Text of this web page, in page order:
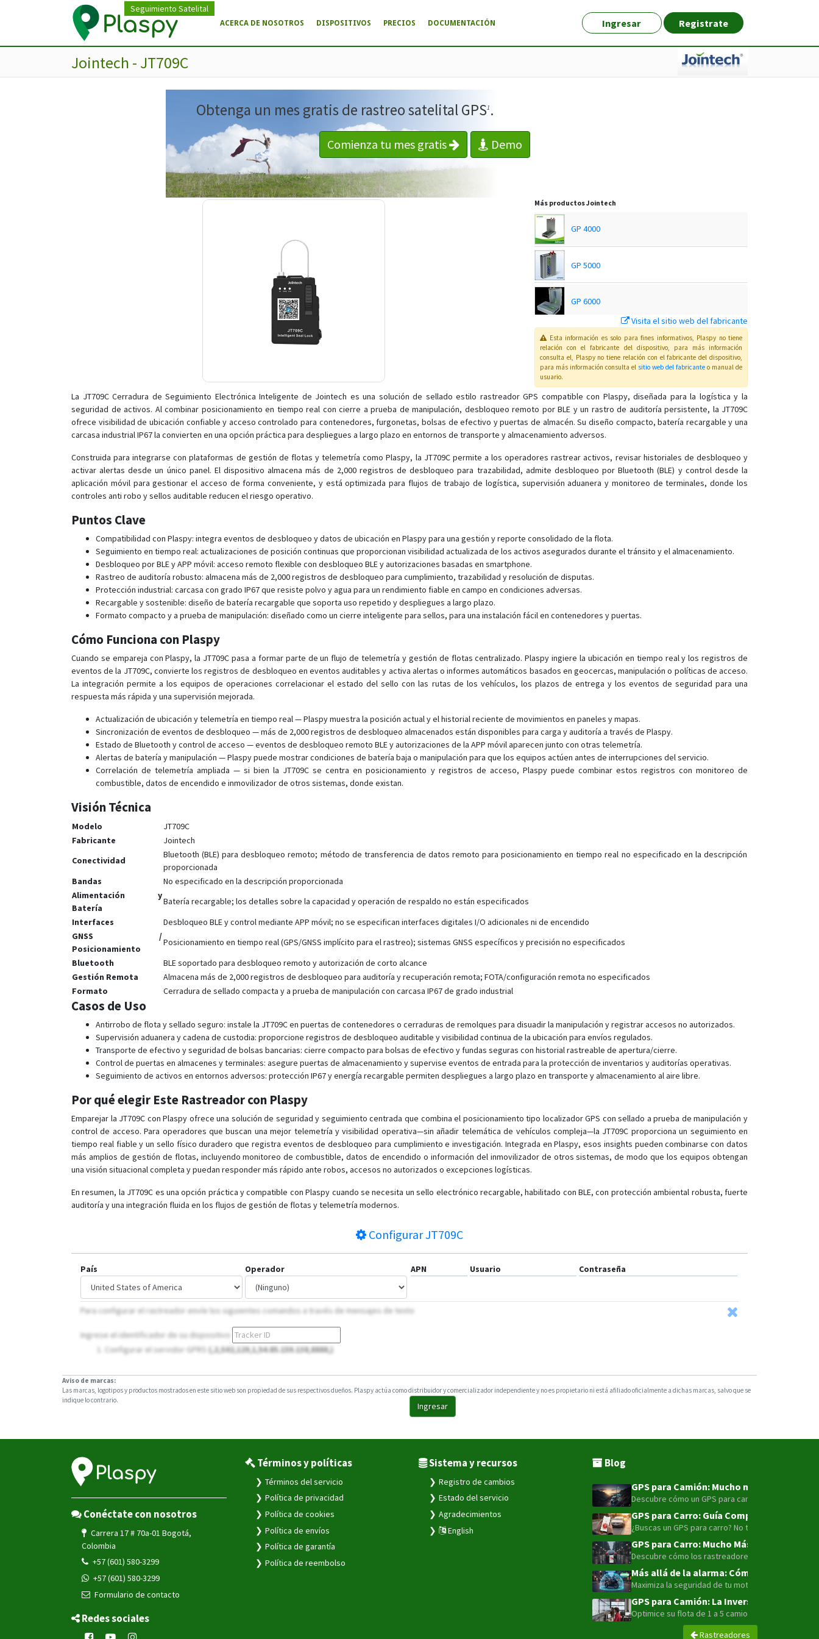
Seguimiento Satelital
Ingresar Registrate
ACERCA DE NOSOTROS DISPOSITIVOS PRECIOS DOCUMENTACIÓN
Jointech - JT709C
Obtenga un mes gratis de rastreo satelital GPS1 .
Comienza tu mes gratis Demo
Más productosJointech
GP 4000
GP 5000
GP 6000
GP4000
JT301A
JT301B
JT701
JT704
JT705C
JT707A
JT709Ex
Visita el sitio web del fabricante
Esta información es solo para fines informativos, Plaspy no tiene
relación con el fabricante del dispositivo, para más información
consulta el, Plaspy no tiene relación con el fabricante del dispositivo,
para más información consulta el sitio web del fabricante o manual de
usuario.
La JT709C Cerradura de Seguimiento Electrónica Inteligente de Jointech es una solución de sellado estilo rastreador GPS compatible con Plaspy, diseñada para la logística y la
seguridad de activos. Al combinar posicionamiento en tiempo real con cierre a prueba de manipulación, desbloqueo remoto por BLE y un rastro de auditoría persistente, la JT709C
ofrece visibilidad de ubicación confiable y acceso controlado para contenedores, furgonetas, bolsas de efectivo y puertas de almacén. Su diseño compacto, batería recargable y una
carcasa industrial IP67 la convierten en una opción práctica para despliegues a largo plazo en entornos de transporte y almacenamiento adversos.
Construida para integrarse con plataformas de gestión de flotas y telemetría como Plaspy, la JT709C permite a los operadores rastrear activos, revisar historiales de desbloqueo y
activar alertas desde un único panel. El dispositivo almacena más de 2,000 registros de desbloqueo para trazabilidad, admite desbloqueo por Bluetooth (BLE) y control desde la
aplicación móvil para gestionar el acceso de forma conveniente, y está optimizada para flujos de trabajo de logística, supervisión aduanera y monitoreo de terminales, donde los
controles anti robo y sellos auditable reducen el riesgo operativo.
Puntos Clave
Compatibilidad con Plaspy: integra eventos de desbloqueo y datos de ubicación en Plaspy para una gestión y reporte consolidado de la flota.
Seguimiento en tiempo real: actualizaciones de posición continuas que proporcionan visibilidad actualizada de los activos asegurados durante el tránsito y el almacenamiento.
Desbloqueo por BLE y APP móvil: acceso remoto flexible con desbloqueo BLE y autorizaciones basadas en smartphone.
Rastreo de auditoría robusto: almacena más de 2,000 registros de desbloqueo para cumplimiento, trazabilidad y resolución de disputas.
Protección industrial: carcasa con grado IP67 que resiste polvo y agua para un rendimiento fiable en campo en condiciones adversas.
Recargable y sostenible: diseño de batería recargable que soporta uso repetido y despliegues a largo plazo.
Formato compacto y a prueba de manipulación: diseñado como un cierre inteligente para sellos, para una instalación fácil en contenedores y puertas.
Cómo Funciona con Plaspy
Cuando se empareja con Plaspy, la JT709C pasa a formar parte de un flujo de telemetría y gestión de flotas centralizado. Plaspy ingiere la ubicación en tiempo real y los registros de
eventos de la JT709C, convierte los registros de desbloqueo en eventos auditables y activa alertas o informes automáticos basados en geocercas, manipulación o políticas de acceso.
La integración permite a los equipos de operaciones correlacionar el estado del sello con las rutas de los vehículos, los plazos de entrega y los eventos de seguridad para una
respuesta más rápida y una supervisión mejorada.
Actualización de ubicación y telemetría en tiempo real — Plaspy muestra la posición actual y el historial reciente de movimientos en paneles y mapas.
Sincronización de eventos de desbloqueo — más de 2,000 registros de desbloqueo almacenados están disponibles para carga y auditoría a través de Plaspy.
Estado de Bluetooth y control de acceso — eventos de desbloqueo remoto BLE y autorizaciones de la APP móvil aparecen junto con otras telemetría.
Alertas de batería y manipulación — Plaspy puede mostrar condiciones de batería baja o manipulación para que los equipos actúen antes de interrupciones del servicio.
Correlación de telemetría ampliada — si bien la JT709C se centra en posicionamiento y registros de acceso, Plaspy puede combinar estos registros con monitoreo de
combustible, datos de encendido e inmovilizador de otros sistemas, donde existan.
Visión Técnica
Modelo
JT709C
Fabricante
Jointech
Conectividad
Bluetooth (BLE) para desbloqueo remoto; método de transferencia de datos remoto para posicionamiento en tiempo real no especificado en la descripción
proporcionada
Bandas
No especificado en la descripción proporcionada
Alimentación y
Batería
Batería recargable; los detalles sobre la capacidad y operación de respaldo no están especificados
Interfaces
Desbloqueo BLE y control mediante APP móvil; no se especifican interfaces digitales I/O adicionales ni de encendido
GNSS /
Posicionamiento
Posicionamiento en tiempo real (GPS/GNSS implícito para el rastreo); sistemas GNSS específicos y precisión no especificados
Bluetooth
BLE soportado para desbloqueo remoto y autorización de corto alcance
Gestión Remota
Almacena más de 2,000 registros de desbloqueo para auditoría y recuperación remota; FOTA/configuración remota no especificados
Formato
Cerradura de sellado compacta y a prueba de manipulación con carcasa IP67 de grado industrial
Casos de Uso
Antirrobo de flota y sellado seguro: instale la JT709C en puertas de contenedores o cerraduras de remolques para disuadir la manipulación y registrar accesos no autorizados.
Supervisión aduanera y cadena de custodia: proporcione registros de desbloqueo auditable y visibilidad continua de la ubicación para envíos regulados.
Transporte de efectivo y seguridad de bolsas bancarias: cierre compacto para bolsas de efectivo y fundas seguras con historial rastreable de apertura/cierre.
Control de puertas en almacenes y terminales: asegure puertas de almacenamiento y supervise eventos de entrada para la protección de inventarios y auditorías operativas.
Seguimiento de activos en entornos adversos: protección IP67 y energía recargable permiten despliegues a largo plazo en transporte y almacenamiento al aire libre.
Por qué elegir Este Rastreador con Plaspy
Emparejar la JT709C con Plaspy ofrece una solución de seguridad y seguimiento centrada que combina el posicionamiento tipo localizador GPS con sellado a prueba de manipulación y
control de acceso. Para operadores que buscan una mejor telemetría y visibilidad operativa—sin añadir telemática de vehículos compleja—la JT709C proporciona un seguimiento en
tiempo real fiable y un sello físico duradero que registra eventos de desbloqueo para cumplimiento e investigación. Integrada en Plaspy, esos insights pueden combinarse con datos
más amplios de gestión de flotas, incluyendo monitoreo de combustible, datos de encendido o información del inmovilizador de otros sistemas, de modo que los equipos obtengan
una visión situacional completa y puedan responder más rápido ante robos, accesos no autorizados o excepciones logísticas.
En resumen, la JT709C es una opción práctica y compatible con Plaspy cuando se necesita un sello electrónico recargable, habilitado con BLE, con protección ambiental robusta, fuerte
auditoría y una integración fluida en los flujos de gestión de flotas y telemetría modernos.
ConfigurarJT709C
País Operador APN Usuario Contraseña
Ingresar
Para configurar el rastreador envíe los siguientes comandos a través de mensajes de texto
Ingrese el identificador de su dispositivo
Configurar el servidor GPRS (,2,S02,129,1,54.85.159.138,8888,)
Aviso de marcas:
Las marcas, logotipos y productos mostrados en este sitio web son propiedad de sus respectivos dueños. Plaspy actúa como distribuidor y comercializador independiente y no es propietario ni está afiliado oficialmente a dichas marcas, salvo que se
indique lo contrario.
Rastreadores
Conéctate con nosotros
Carrera 17 # 70a-01 Bogotá,
Colombia
+57 (601) 580-3299
+57 (601) 580-3299
Formulario de contacto
Redes sociales
Términos y políticas
Términos del servicio
Política de privacidad
Política de cookies
Política de envíos
Política de garantía
Política de reembolso
Sistema y recursos
Registro de cambios
Estado del servicio
Agradecimientos
English
Blog
GPS para Camión: Mucho más que un
Descubre cómo un GPS para camión con
GPS para Carro: Guía Completa para la
¿Buscas un GPS para carro? No te conformes
GPS para Carro: Mucho Más que Solo
Descubre cómo los rastreadores GPS 4G LTE
Más allá de la alarma: Cómo la
Maximiza la seguridad de tu moto o flota con el
GPS para Camión: La Inversión
Optimice su flota de 1 a 5 camiones con GPS.